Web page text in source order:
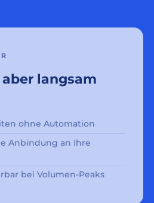
langsam
ohne Automation
Anbindung an Ihre
bei Volumen-Peaks